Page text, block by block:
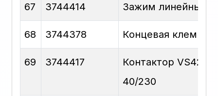
67 3744414 Зажим линейный
68 3744378 Концевая клемма
69 3744417
Контактор VS420-
40/230